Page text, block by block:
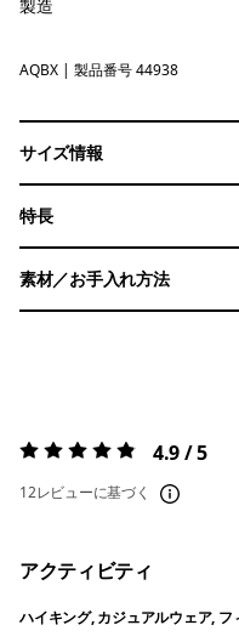
製造
Aquatic Blue - Light Aquatic Blue X-Dye
AQBX | 製品番号 44938
サイズ情報
特長
素材／お手入れ方法
評価:4.9 / 5 4.9 / 5
12レビューに基づく
アクティビティ
ハイキング, カジュアルウェア, フ